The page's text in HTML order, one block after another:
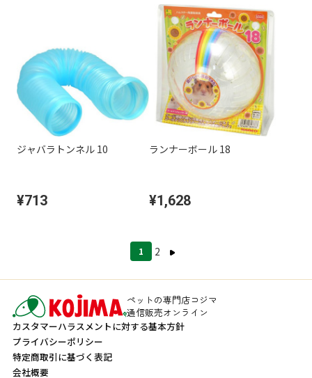
ジャバラトンネル 10
¥713
ランナーボール 18
¥1,628
1 2
ペットの専門店コジマ
通信販売オンライン
カスタマーハラスメントに対する基本方針
プライバシーポリシー
特定商取引に基づく表記
会社概要